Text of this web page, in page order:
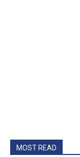
MOST READ